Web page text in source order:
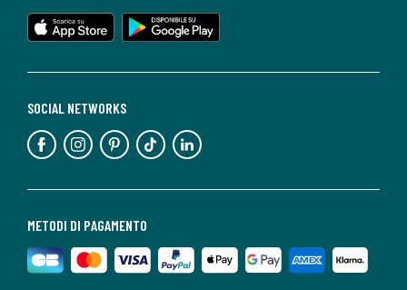
METODI DI PAGAMENTO
SOCIAL NETWORKS